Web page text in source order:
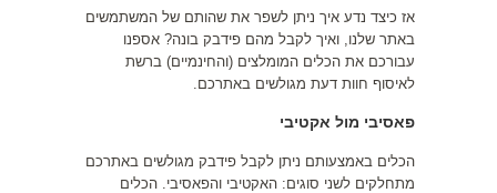
אז כיצד נדע איך ניתן לשפר את שהותם של המשתמשים
באתר שלנו, ואיך לקבל מהם פידבק בונה? אספנו
עבורכם את הכלים המומלצים (והחינמיים) ברשת
לאיסוף חוות דעת מגולשים באתרכם.
פאסיבי מול אקטיבי
הכלים באמצעותם ניתן לקבל פידבק מגולשים באתרכם
מתחלקים לשני סוגים: האקטיבי והפאסיבי. הכלים